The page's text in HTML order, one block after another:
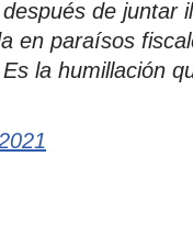
de juntar
en paraísos
la humillación